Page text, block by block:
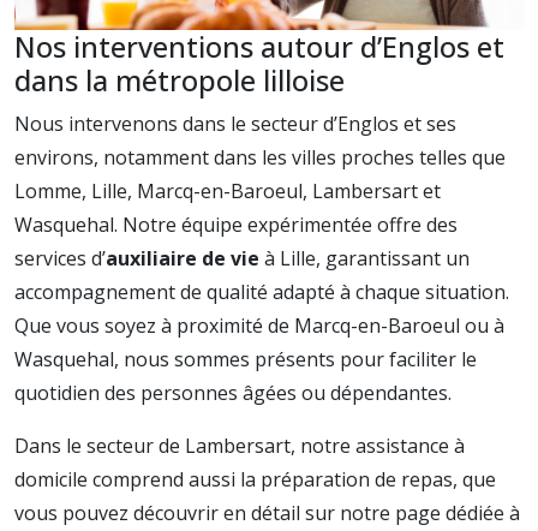
Nos interventions autour d’Englos et
dans la métropole lilloise
Nous intervenons dans le secteur d’Englos et ses
environs, notamment dans les villes proches telles que
Lomme, Lille, Marcq-en-Baroeul, Lambersart et
Wasquehal. Notre équipe expérimentée offre des
services d’auxiliaire de vie à Lille, garantissant un
accompagnement de qualité adapté à chaque situation.
Que vous soyez à proximité de Marcq-en-Baroeul ou à
Wasquehal, nous sommes présents pour faciliter le
quotidien des personnes âgées ou dépendantes.
Dans le secteur de Lambersart, notre assistance à
domicile comprend aussi la préparation de repas, que
vous pouvez découvrir en détail sur notre page dédiée à